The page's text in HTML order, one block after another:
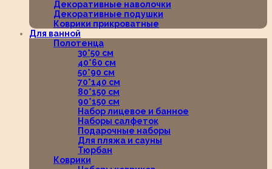
Декоративные наволочки
Декоративные подушки
Коврики прикроватные
Для ванной
Полотенца
30*50 см
40*60 см
50*90 см
70*140 см
80*150 см
90*150 см
Набор лицевое и банное
Наборы салфеток
Подарочные наборы
Для пляжа и сауны
Тюрбан
Коврики